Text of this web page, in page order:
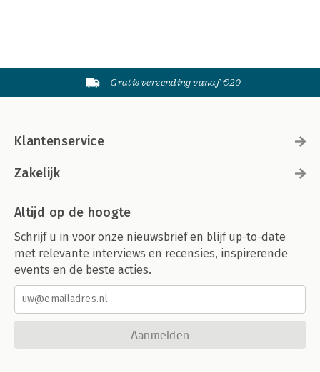
Gratis verzending vanaf €20
Klantenservice
Zakelijk
Altijd op de hoogte
Schrijf u in voor onze nieuwsbrief en blijf up-to-date
met relevante interviews en recensies, inspirerende
events en de beste acties.
Aanmelden